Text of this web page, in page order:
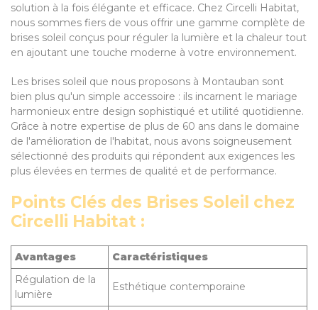
solution à la fois élégante et efficace. Chez Circelli Habitat,
nous sommes fiers de vous offrir une gamme complète de
brises soleil conçus pour réguler la lumière et la chaleur tout
en ajoutant une touche moderne à votre environnement.
Les brises soleil que nous proposons à Montauban sont
bien plus qu'un simple accessoire : ils incarnent le mariage
harmonieux entre design sophistiqué et utilité quotidienne.
Grâce à notre expertise de plus de 60 ans dans le domaine
de l'amélioration de l'habitat, nous avons soigneusement
sélectionné des produits qui répondent aux exigences les
plus élevées en termes de qualité et de performance.
Points Clés des Brises Soleil chez
Circelli Habitat :
Avantages
Caractéristiques
Régulation de la
lumière
Esthétique contemporaine